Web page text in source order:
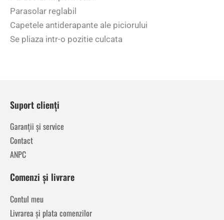
Parasolar reglabil
Capetele antiderapante ale piciorului
Se pliaza intr-o pozitie culcata
Suport clienți
Garanții și service
Contact
ANPC
Comenzi și livrare
Contul meu
Livrarea și plata comenzilor